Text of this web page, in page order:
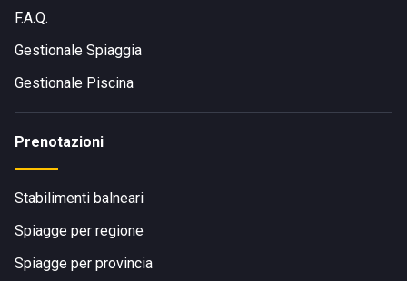
F.A.Q.
Gestionale Spiaggia
Gestionale Piscina
Prenotazioni
Stabilimenti balneari
Spiagge per regione
Spiagge per provincia